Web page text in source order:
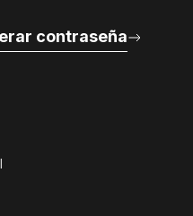
contraseña